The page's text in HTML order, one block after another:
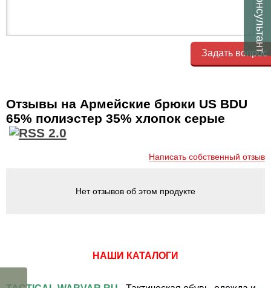
Задать вопрос
Отзывы на Армейские брюки US BDU
65% полиэстер 35% хлопок серые
Написать собственный отзыв
Нет отзывов об этом продукте
НАШИ КАТАЛОГИ
консультант